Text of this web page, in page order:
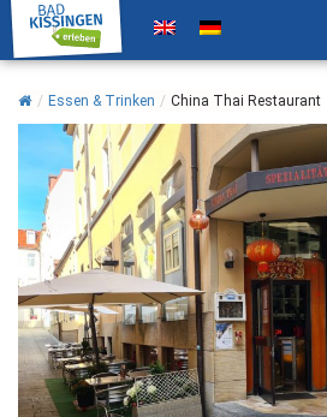
/ Essen & Trinken / China Thai Restaurant